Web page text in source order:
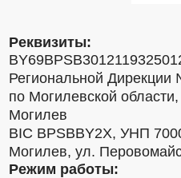
Реквизиты:
Региональной
по Могилевской
Могилев
BIC BPSBBY2X, УНП
Могилев, ул.
Режим работы: